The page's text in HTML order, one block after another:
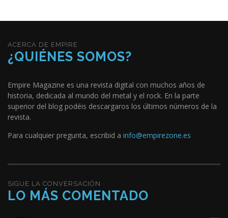
ACERCA DE EMPIRE
¿QUIÉNES SOMOS?
Empire Magazine es una revista digital con muchos años de
historia, dedicada al mundo del metal y el rock. En la parte
superior del blog podéis descargaros los últimos números de la
revista.
Para cualquier pregunta, escribid a info@empirezone.es
SIGUE LA CONVERSACIÓN
LO MÁS COMENTADO